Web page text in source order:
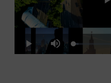
Play Mute Loaded
6.84%